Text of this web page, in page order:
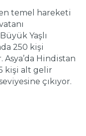
temel hareketi
Yaşlı
250 kişi
Asya’da Hindistan
kişi alt gelir
çıkıyor.